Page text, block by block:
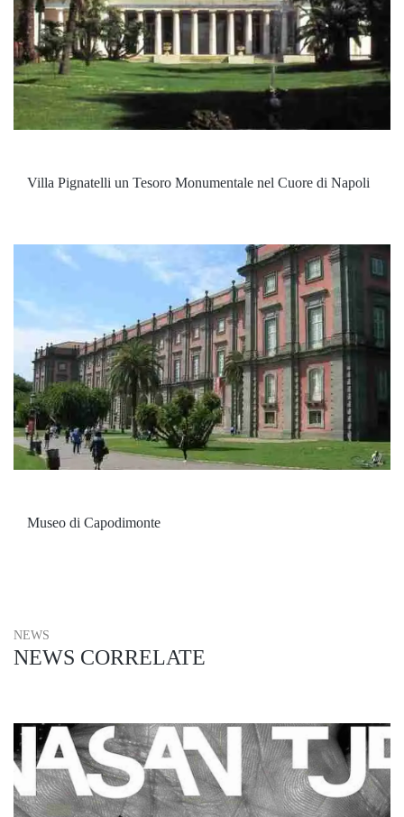
Villa Pignatelli un Tesoro Monumentale nel Cuore di Napoli
Museo di Capodimonte
NEWS
NEWS CORRELATE